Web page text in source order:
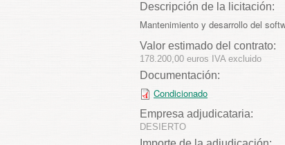
Descripción de la licitación:
Mantenimiento y desarrollo del
Valor estimado del contrato:
178.200,00 euros IVA excluido
Documentación:
Condicionado
Empresa adjudicataria:
DESIERTO